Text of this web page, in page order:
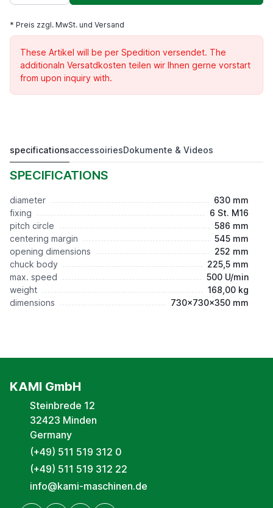
* Preis zzgl. MwSt. und Versand
These Artikel will be per Spedition versendet. The
additionaln Versatdkosten teilen wir Ihnen gerne vorstart
from upon inquiry with.
3-B Drehfutter D=630, DIN6350, Guss, einteilige
4.378,00 €*
specificationsaccessoiriesDokumente & Videos
SPECIFICATIONS
diameter
630 mm
fixing
6 St. M16
pitch circle
586 mm
centering margin
545 mm
opening dimensions
252 mm
chuck body
225,5 mm
max. speed
500 U/min
weight
168,00 kg
dimensions
730x730x350 mm
KAMI GmbH
Steinbrede 12
32423 Minden
Germany
(+49) 511 519 312 0
(+49) 511 519 312 22
info@kami-maschinen.de